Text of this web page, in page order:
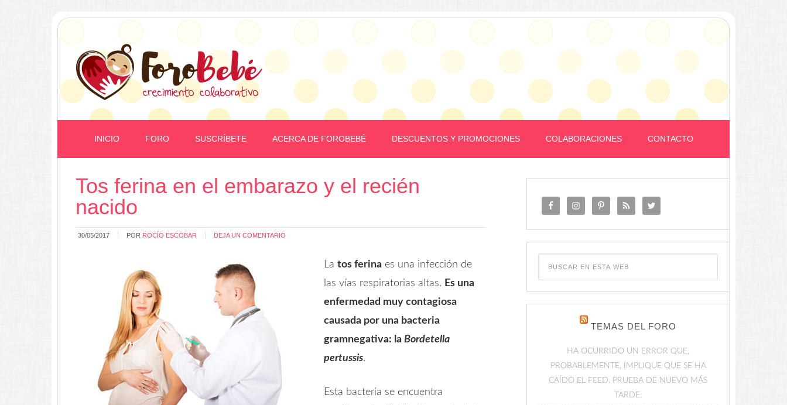
INICIO FORO SUSCRÍBETE ACERCA DE FOROBEBÉ DESCUENTOS Y PROMOCIONES COLABORACIONES CONTACTO
Tos ferina en el embarazo y el recién
nacido
30/05/2017 POR ROCÍO ESCOBAR DEJA UN COMENTARIO
La tos ferina es una infección de
las vías respiratorias altas. Es una
enfermedad muy contagiosa
causada por una bacteria
gramnegativa: la Bordetella
pertussis.
Esta bacteria se encuentra
TEMAS DEL FORO
HA OCURRIDO UN ERROR QUE,
PROBABLEMENTE, IMPLIQUE QUE SE HA
CAÍDO EL FEED. PRUEBA DE NUEVO MÁS
TARDE.